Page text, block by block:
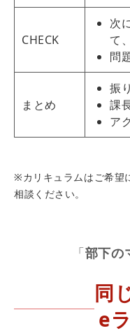
CHECK
次
て
問
まとめ
振
課
ア
※カリキュラムはご希望
相談ください。
「部下の
同
e